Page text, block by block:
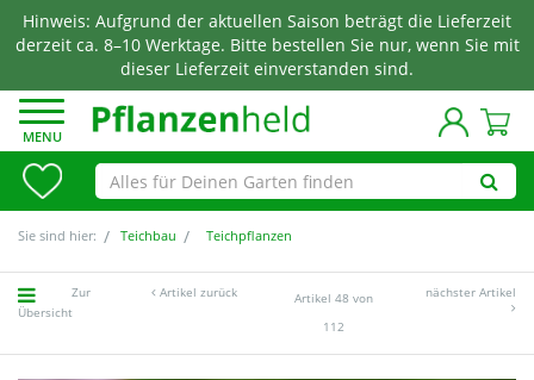
Hinweis: Aufgrund der aktuellen Saison beträgt die Lieferzeit
derzeit ca. 8–10 Werktage. Bitte bestellen Sie nur, wenn Sie mit
dieser Lieferzeit einverstanden sind.
MENU
Sie sind hier: Teichbau Teichpflanzen
Zur
Übersicht
Artikel zurück
Artikel 48 von
112
nächster Artikel